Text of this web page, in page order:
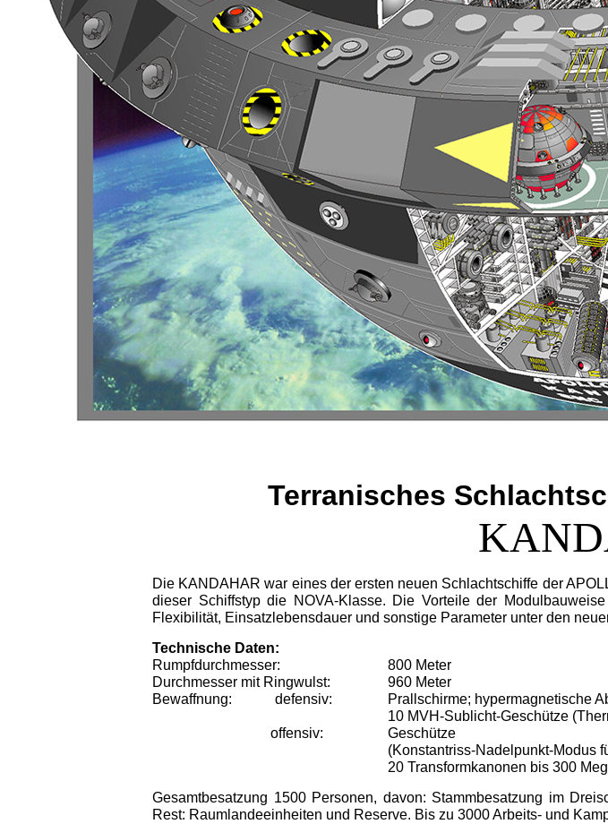
Terranisches
Die KANDAHAR war eines der ersten neuen Schlachtschiffe der
dieser Schiffstyp die NOVA-Klasse. Die Vorteile der
Flexibilität, Einsatzlebensdauer und sonstige Parameter unter den
Technische Daten:
Rumpfdurchmesser:
Durchmesser mit Ringwulst:
Bewaffnung:
defensiv:
offensiv:
800 Meter
960 Meter
Prallschirme; hypermagnetische
10 MVH-Sublicht-Geschütze
Geschütze
(Konstantriss-Nadelpunkt-Modus
20 Transformkanonen bis 300
Gesamtbesatzung 1500 Personen, davon: Stammbesatzung im
Rest: Raumlandeeinheiten und Reserve. Bis zu 3000 Arbeits- und